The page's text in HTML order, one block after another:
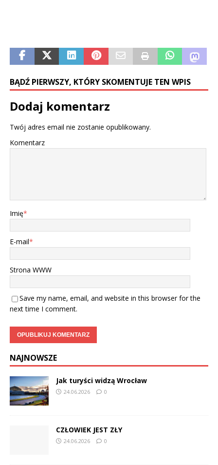
BĄDŹ PIERWSZY, KTÓRY SKOMENTUJE TEN WPIS
Dodaj komentarz
Twój adres email nie zostanie opublikowany.
Komentarz
Imię*
E-mail*
Strona WWW
Save my name, email, and website in this browser for the
next time I comment.
NAJNOWSZE
Jak turyści widzą Wrocław
24.06.2026 0
CZŁOWIEK JEST ZŁY
24.06.2026 0